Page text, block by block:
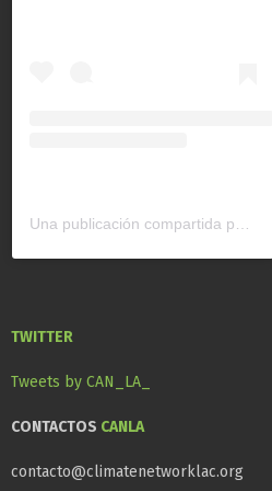
TWITTER
Tweets by CAN_LA_
CONTACTOS CANLA
contacto@climatenetworklac.org